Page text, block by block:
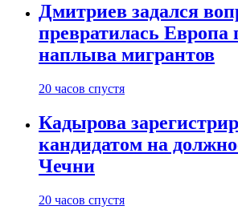
Дмитриев задался
превратилась Европа
наплыва мигрантов
20 часов спустя
Кадырова
кандидатом на
Чечни
20 часов спустя